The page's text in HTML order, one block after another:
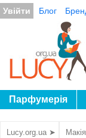
Увійти Блог
Парфумерія
Lucy.org.ua ➤